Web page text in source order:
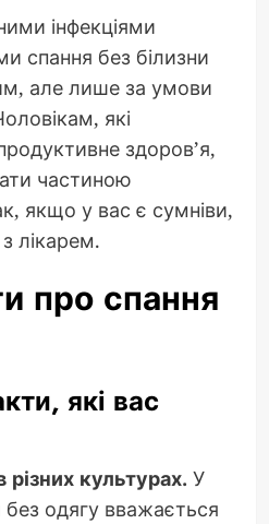
інфекціями
спання без білизни
але лише за умови
які
здоров’я,
частиною
якщо у вас є сумніви,
лікарем.
про спання
які вас
різних культурах. У
без одягу вважається